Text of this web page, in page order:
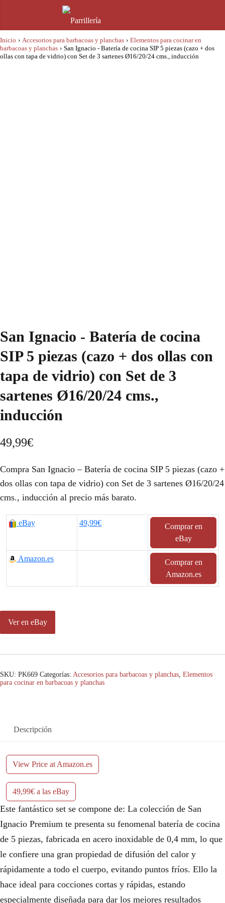
Inicio › Accesorios para barbacoas y planchas › Elementos para cocinar en
barbacoas y planchas › San Ignacio - Batería de cocina SIP 5 piezas (cazo + dos
ollas con tapa de vidrio) con Set de 3 sartenes Ø16/20/24 cms., inducción
San Ignacio - Batería de cocina
SIP 5 piezas (cazo + dos ollas con
tapa de vidrio) con Set de 3
sartenes Ø16/20/24 cms.,
inducción
49,99€
Compra San Ignacio – Batería de cocina SIP 5 piezas (cazo +
dos ollas con tapa de vidrio) con Set de 3 sartenes Ø16/20/24
cms., inducción al precio más barato.
eBay 49,99€
Comprar en
eBay
Amazon.es
Comprar en
Amazon.es
Ver en eBay
SKU: PK669 Categorías: Accesorios para barbacoas y planchas, Elementos
para cocinar en barbacoas y planchas
Descripción
View Price at Amazon.es
49,99€ a las eBay
Este fantástico set se compone de: La colección de San
Ignacio Premium te presenta su fenomenal batería de cocina
de 5 piezas, fabricada en acero inoxidable de 0,4 mm, lo que
le confiere una gran propiedad de difusión del calor y
rápidamente a todo el cuerpo, evitando puntos fríos. Ello la
hace ideal para cocciones cortas y rápidas, estando
especialmente diseñada para dar los mejores resultados